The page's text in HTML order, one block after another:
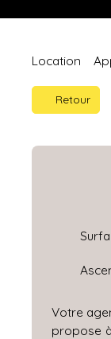
Location
Retour
Votre
propose